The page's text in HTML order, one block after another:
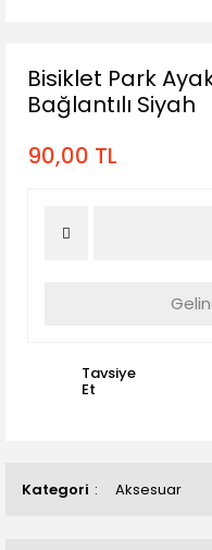
Kategori Aksesuar
Bisiklet Park
Bağlantılı Siyah
90,00 TL
Tavsiye
Et